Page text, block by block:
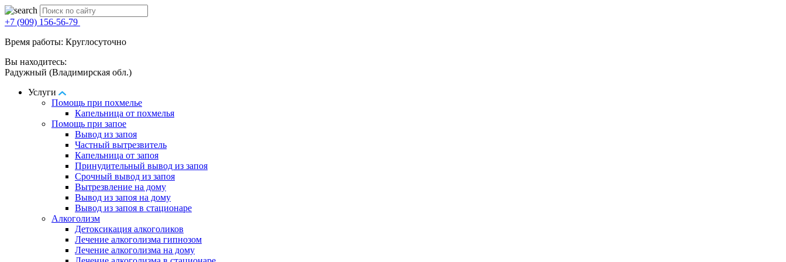
+7 (909) 156-56-79
Время работы: Круглосуточно
Вы находитесь:
Радужный (Владимирская обл.)
Услуги
Помощь при похмелье
Капельница от похмелья
Помощь при запое
Вывод из запоя
Частный вытрезвитель
Капельница от запоя
Принудительный вывод из запоя
Срочный вывод из запоя
Вытрезвление на дому
Вывод из запоя на дому
Вывод из запоя в стационаре
Алкоголизм
Детоксикация алкоголиков
Лечение алкоголизма гипнозом
Лечение алкоголизма на дому